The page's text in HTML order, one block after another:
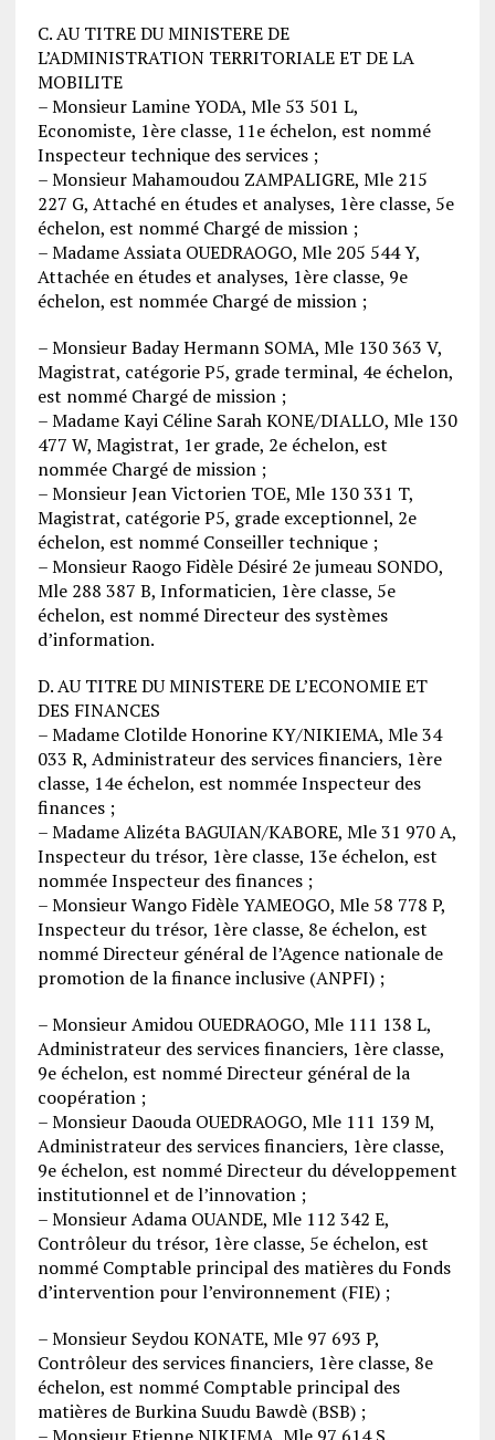
C. AU TITRE DU MINISTERE DE
L’ADMINISTRATION TERRITORIALE ET DE LA
MOBILITE
– Monsieur Lamine YODA, Mle 53 501 L,
Economiste, 1ère classe, 11e échelon, est nommé
Inspecteur technique des services ;
– Monsieur Mahamoudou ZAMPALIGRE, Mle 215
227 G, Attaché en études et analyses, 1ère classe, 5e
échelon, est nommé Chargé de mission ;
– Madame Assiata OUEDRAOGO, Mle 205 544 Y,
Attachée en études et analyses, 1ère classe, 9e
échelon, est nommée Chargé de mission ;
– Monsieur Baday Hermann SOMA, Mle 130 363 V,
Magistrat, catégorie P5, grade terminal, 4e échelon,
est nommé Chargé de mission ;
– Madame Kayi Céline Sarah KONE/DIALLO, Mle 130
477 W, Magistrat, 1er grade, 2e échelon, est
nommée Chargé de mission ;
– Monsieur Jean Victorien TOE, Mle 130 331 T,
Magistrat, catégorie P5, grade exceptionnel, 2e
échelon, est nommé Conseiller technique ;
– Monsieur Raogo Fidèle Désiré 2e jumeau SONDO,
Mle 288 387 B, Informaticien, 1ère classe, 5e
échelon, est nommé Directeur des systèmes
d’information.
D. AU TITRE DU MINISTERE DE L’ECONOMIE ET
DES FINANCES
– Madame Clotilde Honorine KY/NIKIEMA, Mle 34
033 R, Administrateur des services financiers, 1ère
classe, 14e échelon, est nommée Inspecteur des
finances ;
– Madame Alizéta BAGUIAN/KABORE, Mle 31 970 A,
Inspecteur du trésor, 1ère classe, 13e échelon, est
nommée Inspecteur des finances ;
– Monsieur Wango Fidèle YAMEOGO, Mle 58 778 P,
Inspecteur du trésor, 1ère classe, 8e échelon, est
nommé Directeur général de l’Agence nationale de
promotion de la finance inclusive (ANPFI) ;
– Monsieur Amidou OUEDRAOGO, Mle 111 138 L,
Administrateur des services financiers, 1ère classe,
9e échelon, est nommé Directeur général de la
coopération ;
– Monsieur Daouda OUEDRAOGO, Mle 111 139 M,
Administrateur des services financiers, 1ère classe,
9e échelon, est nommé Directeur du développement
institutionnel et de l’innovation ;
– Monsieur Adama OUANDE, Mle 112 342 E,
Contrôleur du trésor, 1ère classe, 5e échelon, est
nommé Comptable principal des matières du Fonds
d’intervention pour l’environnement (FIE) ;
– Monsieur Seydou KONATE, Mle 97 693 P,
Contrôleur des services financiers, 1ère classe, 8e
échelon, est nommé Comptable principal des
matières de Burkina Suudu Bawdè (BSB) ;